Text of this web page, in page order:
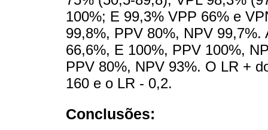
100%; E 99,3% VPP 66% e
99,8%, PPV 80%, NPV
66,6%, E 100%, PPV 100%,
PPV 80%, NPV 93%. O LR +
160 e o LR - 0,2.
Conclusões: